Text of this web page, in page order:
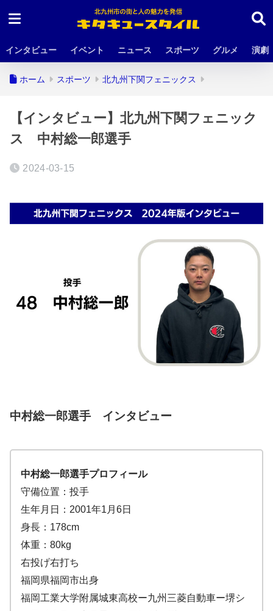
インタビュー イベント ニュース スポーツ グルメ 演劇
ホーム スポーツ 北九州下関フェニックス
【インタビュー】北九州下関フェニック
ス 中村総一郎選手
2024-03-15
中村総一郎選手 インタビュー
中村総一郎選手プロフィール
守備位置：投手
生年月日：2001年1月6日
身長：178cm
体重：80kg
右投げ右打ち
福岡県福岡市出身
福岡工業大学附属城東高校ー九州三菱自動車ー堺シ